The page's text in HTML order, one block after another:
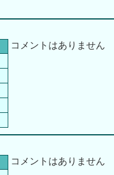
コメントはありません
コメントはありません